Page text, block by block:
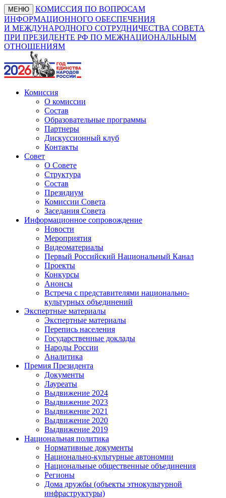
МЕНЮ
КОМИССИЯ ПО ВОПРОСАМ
ИНФОРМАЦИОННОГО ОБЕСПЕЧЕНИЯ
И МЕЖДУНАРОДНОГО СОТРУДНИЧЕСТВА СОВЕТА
ПРИ ПРЕЗИДЕНТЕ РФ ПО МЕЖНАЦИОНАЛЬНЫМ
ОТНОШЕНИЯМ
Комиссия
О комиссии
Состав
Образовательные программы
Партнеры
Дискуссионный клуб
Контакты
Совет
О Совете
Структура
Состав
Президиум
Комиссии Совета
Заседания Совета
Информационное сопровождение
Новости
Мероприятия
Видеоматериалы
Первый Российский Национальный Канал
Проекты
Конкурсы
Анонсы
Встреча с представителями национально-
культурных объединений
Экспертные материалы
Экспертные материалы
Перепись населения
Государственные доклады
Народы России
Аналитика
Премия Президента
Документы
Лауреаты
Выдвижение 2024
Выдвижение 2023
Выдвижение 2021
Выдвижение 2020
Выдвижение 2019
Национальная политика
Нормативные документы
Национально-культурные автономии
Национальные общественные объединения
Регионы
Дома дружбы (объекты этнокультурной
инфраструктуры)